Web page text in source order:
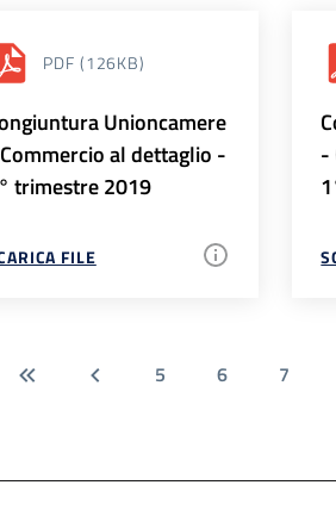
PDF (126KB)
Unioncamere
al dettaglio -
trimestre 2019
FILE
-
5 6 7